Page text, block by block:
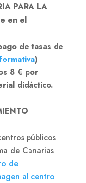
PARA LA
en el
de tasas de
)
8 € por
didáctico.
públicos
de Canarias
de
al centro